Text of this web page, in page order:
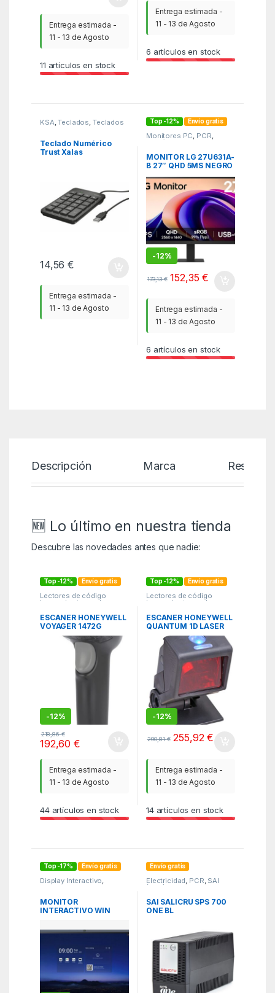
Entrega estimada -
11 - 13 de Agosto
11 artículos en stock
Entrega estimada -
11 - 13 de Agosto
6 artículos en stock
KSA,Teclados, Teclados
Teclado Numérico
Trust Xalas
14,56€
Entrega estimada -
11 - 13 de Agosto
Top -12% Envío gratis
Monitores PC, PCR,
Periféricos
MONITOR LG 27U631A-
B 27″ QHD 5MS NEGRO
-12%
173,13€ 152,35€
Entrega estimada -
11 - 13 de Agosto
6 artículos en stock
Descripción Marca Reseñas
🆕 Lo último en nuestra tienda
Descubre las novedades antes que nadie:
Top -12% Envío gratis
Lectores de código
barras Lectores de
Impresoras,PCR,TPV
ESCANER HONEYWELL
VOYAGER 1472G
BLUETOOTH 1D/2D
-12%
218,86€
192,60€
Entrega estimada -
11 - 13 de Agosto
44artículos en stock
Top -12% Envío gratis
Lectores de código
barras Lectores de
Impresoras,PCR,TPV
ESCANER HONEYWELL
QUANTUM 1D LASER
OMNIDIRECCIONAL
CABLE USB
-12%
290,81€ 255,92€
Entrega estimada -
11 - 13 de Agosto
14artículos en stock
Top -17% Envío gratis
Display Interactivo
Pantallas interactivas
MONITOR
INTERACTIVO WIN
IR 48MP CAM MICRO
2*10W SPEAKER
Envío gratis
Electricidad PCR SAI
(UPS)
SAI SALICRU SPS 700
ONE BL